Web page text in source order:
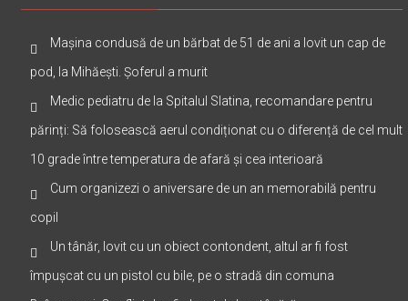
Mașina condusă de un bărbat de 51 de ani a lovit un cap de
pod, la Mihăești. Șoferul a murit
Medic pediatru de la Spitalul Slatina, recomandare pentru
părinți: Să folosească aerul condiționat cu o diferență de cel mult
10 grade între temperatura de afară și cea interioară
Cum organizezi o aniversare de un an memorabilă pentru
copil
Un tânăr, lovit cu un obiect contondent, altul ar fi fost
împușcat cu un pistol cu bile, pe o stradă din comuna